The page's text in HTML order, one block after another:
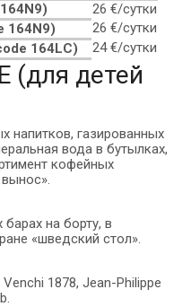
26 €/сутки
164N9)
26 €/сутки
164LC)
24 €/сутки
(для детей
напитков, газированных
вода в бутылках,
кофейных
на борту, в
«шведский стол».
1878, Jean-Philippe